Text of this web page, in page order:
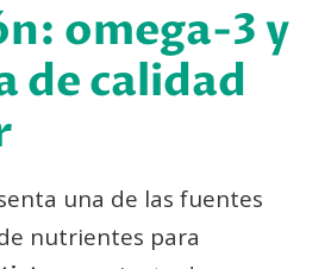
omega-3 y
de calidad
una de las fuentes
nutrientes para